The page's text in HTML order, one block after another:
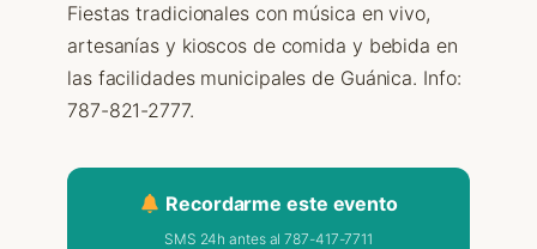
Fiestas tradicionales con música en vivo,
artesanías y kioscos de comida y bebida en
las facilidades municipales de Guánica. Info:
787-821-2777.
Recordarme este evento
SMS 24h antes al 787-417-7711